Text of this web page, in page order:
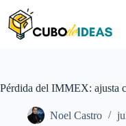
contenido
Pérdida del IMMEX: ajusta
Noel Castro